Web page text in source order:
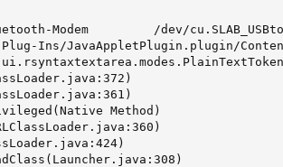
Modem         /dev/
Ins/JavaAppletPlugin.plugin/
Method)